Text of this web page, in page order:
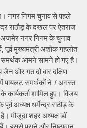
नगर निगम चुनाव से पहले
राठौड़ के दखल पर ऐतराज
नगर निगम के चुनाव
पूर्व मुख्यमंत्री अशोक गहलोत
आमने सामने हो गए है।
जैन और गत दो बार दक्षिण
पायलट समर्थकों ने 7 अगस्त
शामिल हुए। विजय
अध्यक्ष धर्मेन्द्र राठौड़ के
मौजूदा शहर अध्यक्ष डॉ.